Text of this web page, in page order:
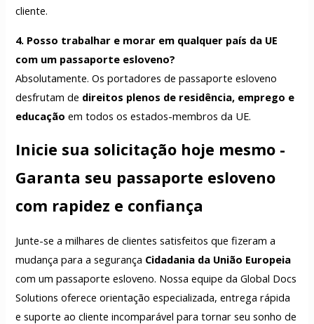
cliente.
4. Posso trabalhar e morar em qualquer país da UE
com um passaporte esloveno?
Absolutamente. Os portadores de passaporte esloveno
desfrutam de direitos plenos de residência, emprego e
educação em todos os estados-membros da UE.
Inicie sua solicitação hoje mesmo -
Garanta seu passaporte esloveno
com rapidez e confiança
Junte-se a milhares de clientes satisfeitos que fizeram a
mudança para a segurança Cidadania da União Europeia
com um passaporte esloveno. Nossa equipe da Global Docs
Solutions oferece orientação especializada, entrega rápida
e suporte ao cliente incomparável para tornar seu sonho de